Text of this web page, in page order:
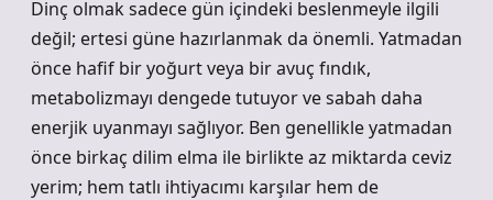
Dinç olmak sadece gün içindeki beslenmeyle ilgili
değil; ertesi güne hazırlanmak da önemli. Yatmadan
önce hafif bir yoğurt veya bir avuç fındık,
metabolizmayı dengede tutuyor ve sabah daha
enerjik uyanmayı sağlıyor. Ben genellikle yatmadan
önce birkaç dilim elma ile birlikte az miktarda ceviz
yerim; hem tatlı ihtiyacımı karşılar hem de